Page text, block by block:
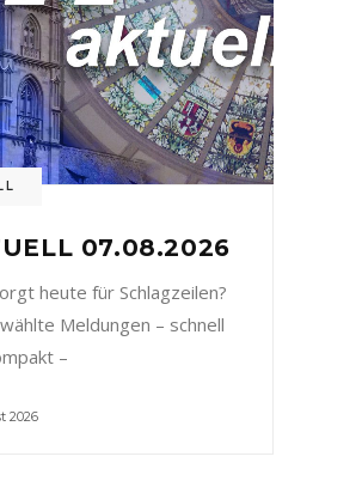
07.08.2026
heute für Schlagzeilen?
Meldungen – schnell
–
2026